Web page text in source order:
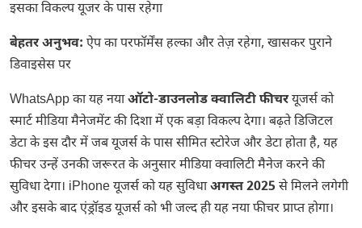
इसका विकल्प यूजर के पास रहेगा
बेहतर अनुभव: ऐप का परफॉर्मेंस हल्का और तेज़ रहेगा, खासकर पुराने
डिवाइसेस पर
WhatsApp का यह नयाऑटो-डाउनलोड क्वालिटी फीचरयूजर्स को
स्मार्ट मीडिया मैनेजमेंट की दिशा में एक बड़ा विकल्प देगा। बढ़ते डिजिटल
डेटा के इस दौर में जब यूजर्स के पास सीमित स्टोरेज और डेटा होता है, यह
फीचर उन्हें उनकी जरूरत के अनुसार मीडिया क्वालिटी मैनेज करने की
सुविधा देगा। iPhone यूजर्स को यह सुविधाअगस्त 2025 से मिलने लगेगी
और इसके बाद एंड्रॉइड यूजर्स को भी जल्द ही यह नया फीचर प्राप्त होगा।